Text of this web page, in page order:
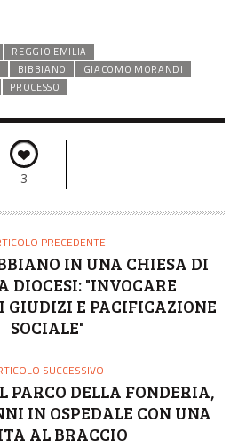
REGGIO EMILIA
BIBBIANO
GIACOMO MORANDI
PROCESSO
3
PRECEDENTE
IN UNA CHIESA DI
DIOCESI: "INVOCARE
GIUDIZI E PACIFICAZIONE
SOCIALE"
SUCCESSIVO
PARCO DELLA FONDERIA,
IN OSPEDALE CON UNA
AL BRACCIO